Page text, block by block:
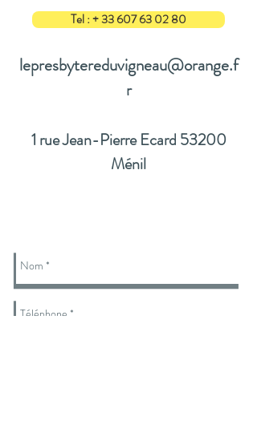
Tel : + 33 607 63 02 80
lepresbytereduvigneau@orange.f
r
1 rue Jean-Pierre Ecard 53200
Ménil